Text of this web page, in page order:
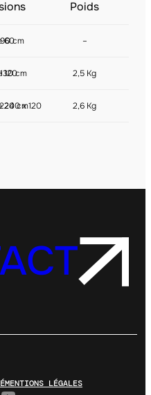
Poids
60cm –
120cm 2,5 Kg
240 x 120
cm 2,6 Kg
MENTIONS LÉGALES